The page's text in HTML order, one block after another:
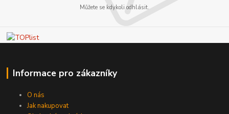
Můžete se kdykoli odhlásit.
Informace pro zákazníky
O nás
Jak nakupovat